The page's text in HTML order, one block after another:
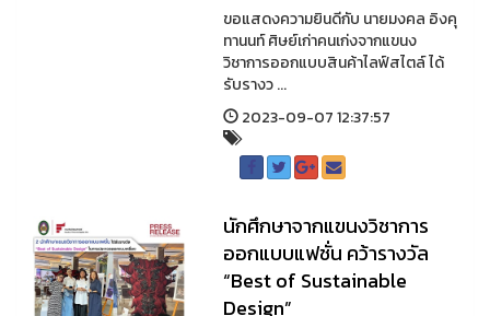
ขอแสดงความยินดีกับ นายมงคล อิงคุ
ทานนท์ ศิษย์เก่าคนเก่งจากแขนง
วิชาการออกแบบสินค้าไลฟ์สไตล์ ได้
รับรางว ...
2023-09-07 12:37:57
นักศึกษาจากแขนงวิชาการ
ออกแบบแฟชั่น คว้ารางวัล
“Best of Sustainable
Design”